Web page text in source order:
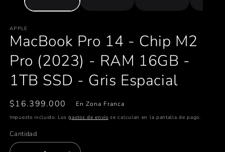
modal
APPLE
MacBook Pro 14 - Chip M2
Pro (2023) - RAM 16GB -
1TB SSD - Gris Espacial
Precio
habitual
$16.399.000 En Zona Franca
Impuesto incluido. Losgastos de envío se calculan en la pantalla de pago.
Cantidad